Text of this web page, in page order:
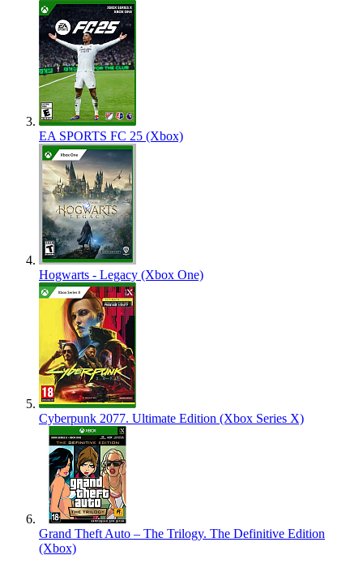
EA SPORTS FC 25 (Xbox)
Hogwarts - Legacy (Xbox One)
Cyberpunk 2077. Ultimate Edition (Xbox Series X)
Grand Theft Auto – The Trilogy. The Definitive Edition
(Xbox)